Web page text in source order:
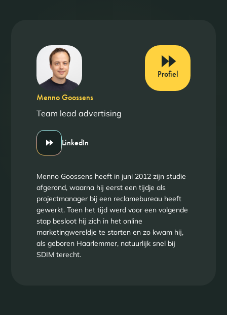
Menno Goossens
Team lead advertising
LinkedIn
Profiel
Menno Goossens heeft in juni 2012 zijn studie
afgerond, waarna hij eerst een tijdje als
projectmanager bij een reclamebureau heeft
gewerkt. Toen het tijd werd voor een volgende
stap besloot hij zich in het online
marketingwereldje te storten en zo kwam hij,
als geboren Haarlemmer, natuurlijk snel bij
SDIM terecht.